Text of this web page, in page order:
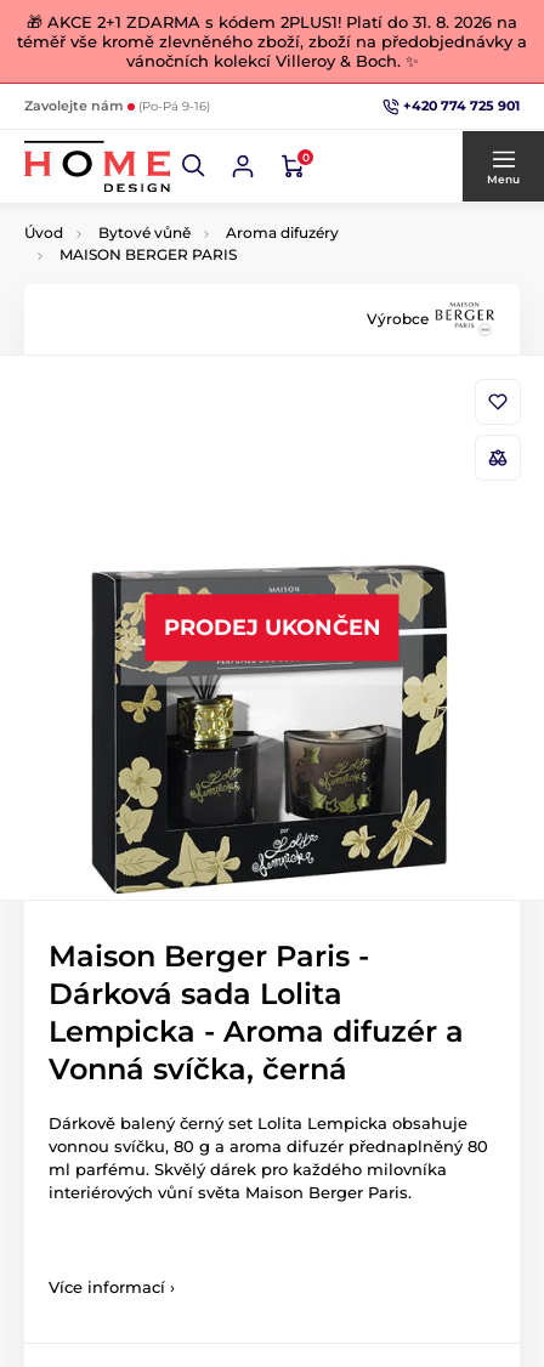
🎁 AKCE 2+1 ZDARMA s kódem 2PLUS1! Platí do 31. 8. 2026 na
téměř vše kromě zlevněného zboží, zboží na předobjednávky a
vánočních kolekcí Villeroy & Boch. ✨
Zavolejte nám (Po-Pá 9-16) +420 774 725 901
0
Menu
Úvod Bytové vůně
Aroma difuzéry
MAISON BERGER PARIS
Výrobce
PRODEJ UKONČEN
Maison Berger Paris -
Dárková sada Lolita
Lempicka - Aroma difuzér a
Vonná svíčka, černá
Dárkově balený černý set Lolita Lempicka obsahuje
vonnou svíčku, 80 g a aroma difuzér přednaplněný 80
ml parfému. Skvělý dárek pro každého milovníka
interiérových vůní světa Maison Berger Paris.
Více informací ›